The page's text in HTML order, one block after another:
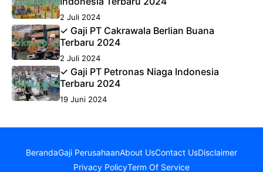
2 Juli 2024
✓ Gaji PT Cakrawala Berlian Buana
Terbaru 2024
2 Juli 2024
✓ Gaji PT Petronas Niaga Indonesia
Terbaru 2024
19 Juni 2024
BerandaGaji PerusahaanAbout UsContact UsDisclaimer
Privacy PolicyTerm Of Service